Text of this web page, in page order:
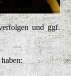
und ggf.